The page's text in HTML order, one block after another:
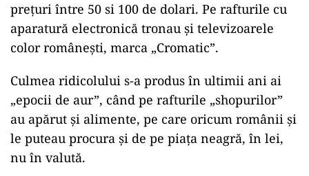
prețuri între 50 si 100 de dolari. Pe rafturile cu
aparatură electronică tronau şi televizoarele
color româneşti, marca „Cromatic”.
Culmea ridicolului s-a produs în ultimii ani ai
„epocii de aur”, când pe rafturile „shopurilor”
au apărut și alimente, pe care oricum românii și
le puteau procura și de pe piața neagră, în lei,
nu în valută.